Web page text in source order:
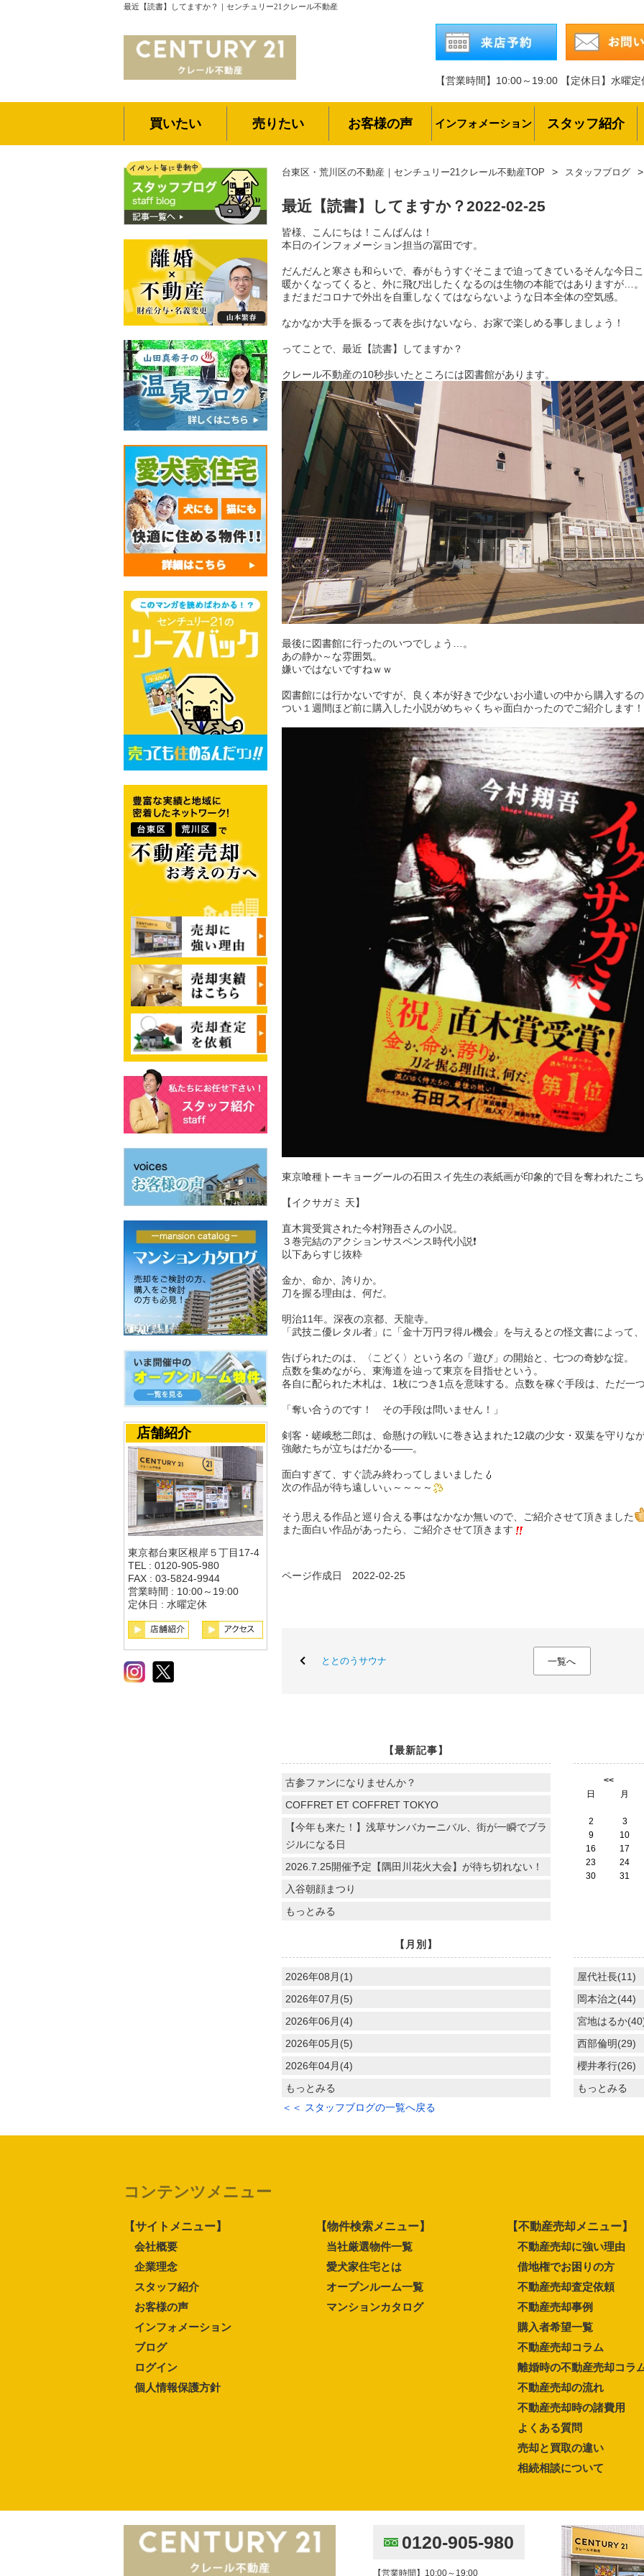
最近【読書】してますか？｜センチュリー21クレール不動産
【営業時間】10:00～19:00 【定休日】水曜定
買いたい 売りたい お客様の声 インフォメーション スタッフ紹介
台東区・荒川区の不動産｜センチュリー21クレール不動産TOP スタッフブログ
最近【読書】してますか？2022-02-25
皆様、こんにちは！こんばんは！
本日のインフォメーション担当の冨田です。
だんだんと寒さも和らいで、春がもうすぐそこまで迫ってきているそんな今日
暖かくなってくると、外に飛び出したくなるのは生物の本能ではありますが…。
まだまだコロナで外出を自重しなくてはならないような日本全体の空気感。
なかなか大手を振るって表を歩けないなら、お家で楽しめる事しましょう！
ってことで、最近【読書】してますか？
クレール不動産の10秒歩いたところには図書館があります。
最後に図書館に行ったのいつでしょう…。
あの静か～な雰囲気。
嫌いではないですねｗｗ
図書館には行かないですが、良く本が好きで少ないお小遣いの中から購入する
つい１週間ほど前に購入した小説がめちゃくちゃ面白かったのでご紹介します！
東京喰種トーキョーグールの石田スイ先生の表紙画が印象的で目を奪われたこ
【イクサガミ 天】
直木賞受賞された今村翔吾さんの小説。
３巻完結のアクションサスペンス時代小説❗
以下あらすじ抜粋
金か、命か、誇りか。
刀を握る理由は、何だ。
明治11年。深夜の京都、天龍寺。
「武技ニ優レタル者」に「金十万円ヲ得ル機会」を与えるとの怪文書によって
告げられたのは、〈こどく〉という名の「遊び」の開始と、七つの奇妙な掟。
点数を集めながら、東海道を辿って東京を目指せという。
各自に配られた木札は、1枚につき1点を意味する。点数を稼ぐ手段は、ただ
「奪い合うのです！ その手段は問いません！」
剣客・嵯峨愁二郎は、命懸けの戦いに巻き込まれた12歳の少女・双葉を守りな
強敵たちが立ちはだかる――。
面白すぎて、すぐ読み終わってしまいました
次の作品が待ち遠しいぃ～～～～
そう思える作品と巡り合える事はなかなか無いので、ご紹介させて頂きました
また面白い作品があったら、ご紹介させて頂きます
ページ作成日 2022-02-25
ととのうサウナ 一覧へ
【最新記事】
古参ファンになりませんか？
COFFRET ET COFFRET TOKYO
【今年も来た！】浅草サンバカーニバル、街が一瞬でブラ
ジルになる日
2026.7.25開催予定【隅田川花火大会】が待ち切れない！
入谷朝顔まつり
もっとみる
<<
日
月
2
3
9
10
16
17
23
24
30
31
【月別】
2026年08月(1)
2026年07月(5)
2026年06月(4)
2026年05月(5)
2026年04月(4)
もっとみる
屋代社長(11)
岡本治之(44)
宮地はるか
西部倫明(29)
櫻井孝行(26)
もっとみる
＜＜ スタッフブログの一覧へ戻る
店舗紹介
東京都台東区根岸５丁目17-4
TEL : 0120-905-980
FAX : 03-5824-9944
営業時間 : 10:00～19:00
定休日 : 水曜定休
コンテンツメニュー
【サイトメニュー】
会社概要
企業理念
スタッフ紹介
お客様の声
インフォメーション
ブログ
ログイン
個人情報保護方針
【物件検索メニュー】
当社厳選物件一覧
愛犬家住宅とは
オープンルーム一覧
マンションカタログ
【不動産売却メニュー】
不動産売却に強い理由
借地権でお困りの方
不動産売却査定依頼
不動産売却事例
購入者希望一覧
不動産売却コラム
離婚時の不動産売却コラ
不動産売却の流れ
不動産売却時の諸費用
よくある質問
売却と買取の違い
相続相談について
0120-905-980
【営業時間】10:00～19:00